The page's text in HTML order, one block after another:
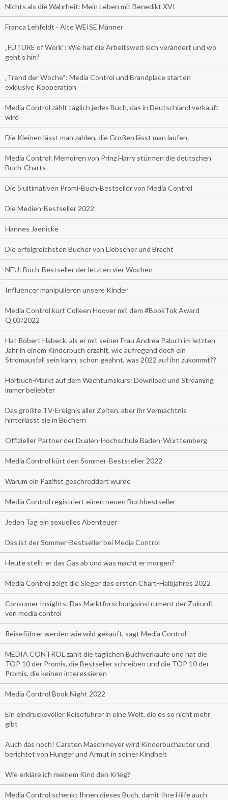
Nichts als die Wahrheit: Mein Leben mit Benedikt XVI
Franca Lehfeldt - Alte WEISE Männer
„FUTURE of Work”: Wie hat die Arbeitswelt sich verändert und wo
geht’s hin?
„Trend der Woche“: Media Control und Brandplace starten
exklusive Kooperation
Media Control zählt täglich jedes Buch, das in Deutschland verkauft
wird
Die Kleinen lässt man zahlen, die Großen lässt man laufen.
Media Control: Memoiren von Prinz Harry stürmen die deutschen
Buch-Charts
Die 5 ultimativen Promi-Buch-Bestseller von Media Control
Die Medien-Bestseller 2022
Hannes Jaenicke
Die erfolgreichsten Bücher von Liebscher und Bracht
NEU: Buch-Bestseller der letzten vier Wochen
Influencer manipulieren unsere Kinder
Media Control kürt Colleen Hoover mit dem #BookTok Award
Q.03/2022
Hat Robert Habeck, als er mit seiner Frau Andrea Paluch im letzten
Jahr in einem Kinderbuch erzählt, wie aufregend doch ein
Stromausfall sein kann, schon geahnt, was 2022 auf ihn zukommt??
Hörbuch-Markt auf dem Wachtumskurs: Download und Streaming
immer beliebter
Das größte TV-Ereignis aller Zeiten, aber ihr Vermächtnis
hinterlässt sie in Büchern
Offizieller Partner der Dualen-Hochschule Baden-Württemberg
Media Control kürt den Sommer-Beststeller 2022
Warum ein Pazifist geschreddert wurde
Media Control registriert einen neuen Buchbestseller
Jeden Tag ein sexuelles Abenteuer
Das ist der Sommer-Bestseller bei Media Control
Heute stellt er das Gas ab und was macht er morgen?
Media Control zeigt die Sieger des ersten Chart-Halbjahres 2022
Consumer Insights: Das Marktforschungsinstrument der Zukunft
von media control
Reiseführer werden wie wild gekauft, sagt Media Control
MEDIA CONTROL zählt die täglichen Buchverkäufe und hat die
TOP 10 der Promis, die Bestseller schreiben und die TOP 10 der
Promis, die keinen interessieren
Media Control Book Night 2022
Ein eindrucksvoller Reiseführer in eine Welt, die es so nicht mehr
gibt
Auch das noch! Carsten Maschmeyer wird Kinderbuchautor und
berichtet von Hunger und Armut in seiner Kindheit
Wie erkläre ich meinem Kind den Krieg?
Media Control schenkt Ihnen dieses Buch, damit Ihre Hilfe auch